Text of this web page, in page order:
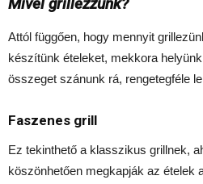
Mivel grillezzünk?
Attól függően, hogy mennyit
készítünk ételeket, mekkora
összeget szánunk rá, rengetegféle
Faszenes grill
Ez tekinthető a klasszikus grillnek,
köszönhetően megkapják az ételek